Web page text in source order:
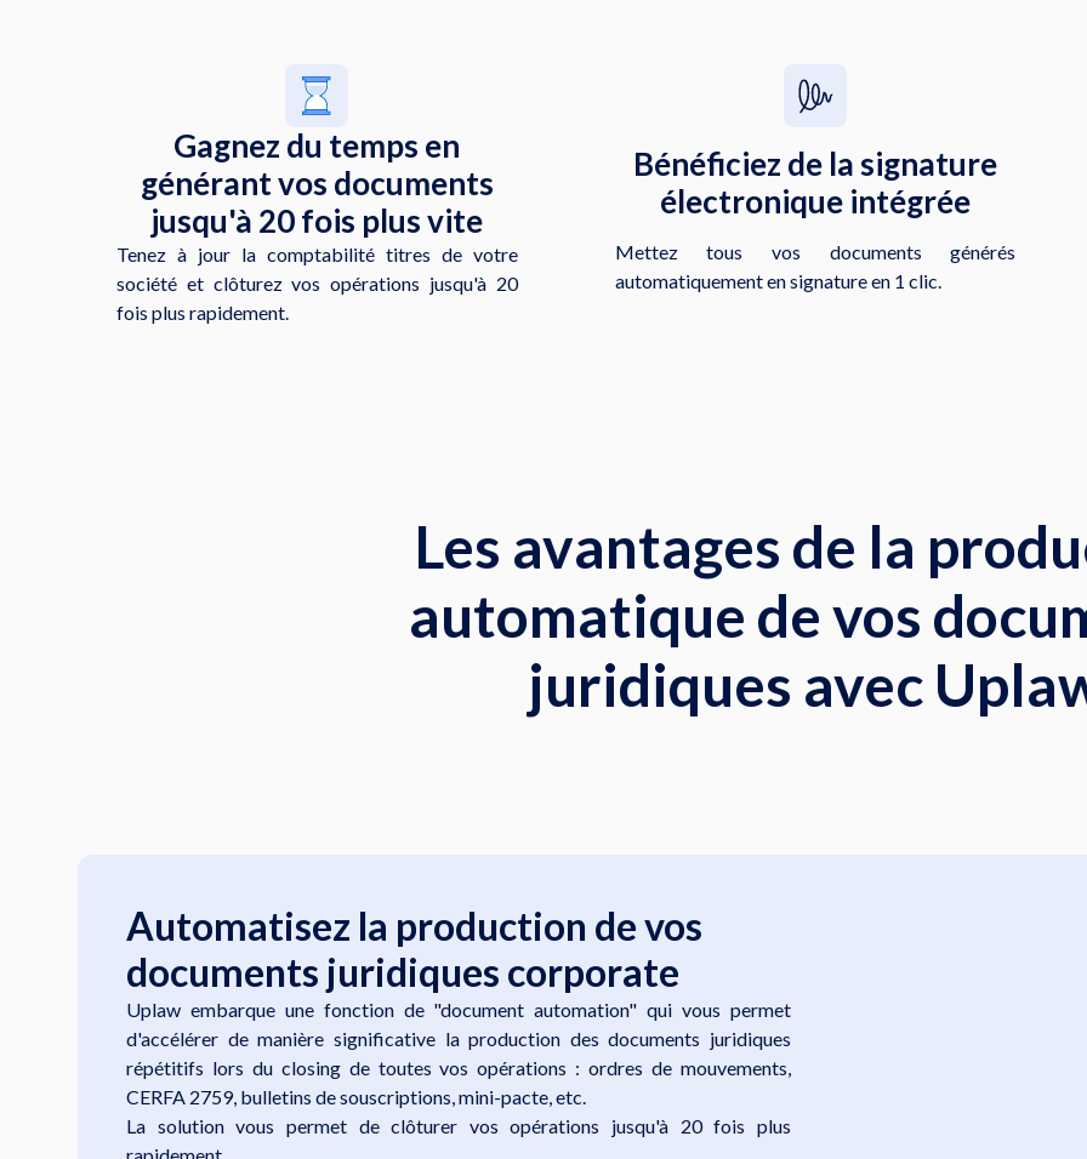
Gagnez du temps en
générant vos documents
jusqu'à 20 fois plus vite
Tenez à jour la comptabilité titres de votre
société et clôturez vos opérations jusqu'à 20
fois plus rapidement.
Bénéficiez de la signature
électronique intégrée
Mettez tous vos documents générés
automatiquement en signature en 1 clic.
Les avantages de la
automatique de vos
juridiques avec
Automatisez la production de vos
documents juridiques corporate
Uplaw embarque une fonction de "document automation" qui vous permet
d'accélérer de manière significative la production des documents juridiques
répétitifs lors du closing de toutes vos opérations : ordres de mouvements,
CERFA 2759, bulletins de souscriptions, mini-pacte, etc.
La solution vous permet de clôturer vos opérations jusqu'à 20 fois plus